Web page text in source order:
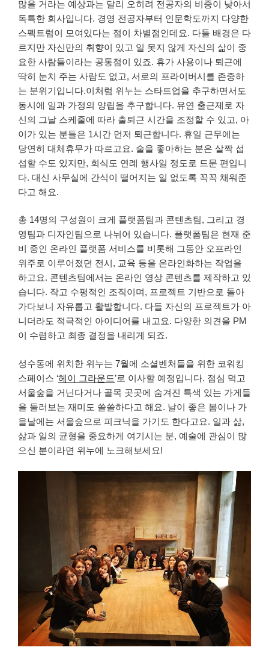
많을 거라는 예상과는 달리 오히려 전공자의 비중이 낮아서
독특한 회사입니다. 경영 전공자부터 인문학도까지 다양한
스펙트럼이 모여있다는 점이 차별점인데요. 다들 배경은 다
르지만 자신만의 취향이 있고 일 못지 않게 자신의 삶이 중
요한 사람들이라는 공통점이 있죠. 휴가 사용이나 퇴근에
딱히 눈치 주는 사람도 없고, 서로의 프라이버시를 존중하
는 분위기입니다.이처럼 위누는 스타트업을 추구하면서도
동시에 일과 가정의 양립을 추구합니다. 유연 출근제로 자
신의 그날 스케줄에 따라 출퇴근 시간을 조정할 수 있고, 아
이가 있는 분들은 1시간 먼저 퇴근합니다. 휴일 근무에는
당연히 대체휴무가 따르고요. 술을 좋아하는 분은 살짝 섭
섭할 수도 있지만, 회식도 연례 행사일 정도로 드문 편입니
다. 대신 사무실에 간식이 떨어지는 일 없도록 꼭꼭 채워준
다고 해요.
총 14명의 구성원이 크게 플랫폼팀과 콘텐츠팀, 그리고 경
영팀과 디자인팀으로 나뉘어 있습니다. 플랫폼팀은 현재 준
비 중인 온라인 플랫폼 서비스를 비롯해 그동안 오프라인
위주로 이루어졌던 전시, 교육 등을 온라인화하는 작업을
하고요. 콘텐츠팀에서는 온라인 영상 콘텐츠를 제작하고 있
습니다. 작고 수평적인 조직이며, 프로젝트 기반으로 돌아
가다보니 자유롭고 활발합니다. 다들 자신의 프로젝트가 아
니더라도 적극적인 아이디어를 내고요. 다양한 의견을 PM
이 수렴하고 최종 결정을 내리게 되죠.
성수동에 위치한 위누는 7월에 소셜벤처들을 위한 코워킹
스페이스 ‘헤이 그라운드’로 이사할 예정입니다. 점심 먹고
서울숲을 거닌다거나 골목 곳곳에 숨겨진 특색 있는 가게들
을 둘러보는 재미도 쏠쏠하다고 해요. 날이 좋은 봄이나 가
을날에는 서울숲으로 피크닉을 가기도 한다고요. 일과 삶,
삶과 일의 균형을 중요하게 여기시는 분, 예술에 관심이 많
으신 분이라면 위누에 노크해보세요!